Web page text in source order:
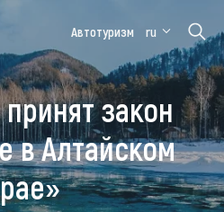
Медицинский
форум
Алтайская
зимовка
Автотуризм ru
закон
в Алтайском